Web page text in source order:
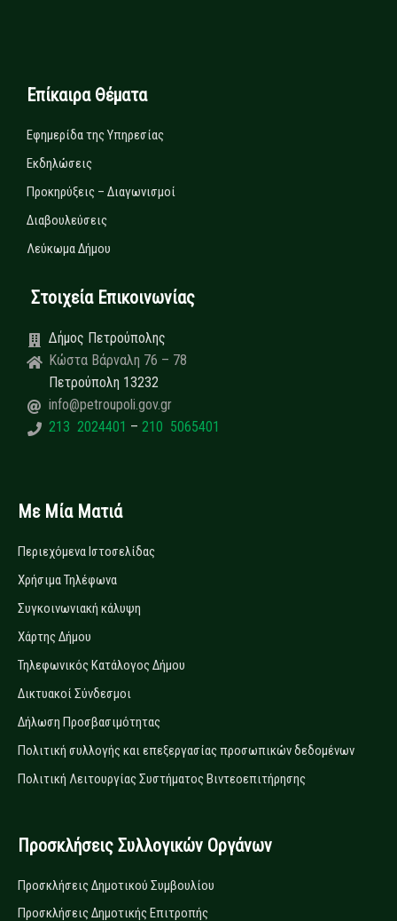
Επίκαιρα Θέματα
Εφημερίδα της Υπηρεσίας
Εκδηλώσεις
Προκηρύξεις – Διαγωνισμοί
Διαβουλεύσεις
Λεύκωμα Δήμου
Στοιχεία Επικοινωνίας
Δήμος Πετρούπολης
Κώστα Βάρναλη 76 – 78
Πετρούπολη 13232
info@petroupoli.gov.gr
213 2024401 – 210 5065401
Με Μία Ματιά
Περιεχόμενα Ιστοσελίδας
Χρήσιμα Τηλέφωνα
Συγκοινωνιακή κάλυψη
Χάρτης Δήμου
Τηλεφωνικός Κατάλογος Δήμου
Δικτυακοί Σύνδεσμοι
Δήλωση Προσβασιμότητας
Πολιτική συλλογής και επεξεργασίας προσωπικών δεδομένων
Πολιτική Λειτουργίας Συστήματος Βιντεοεπιτήρησης
Προσκλήσεις Συλλογικών Οργάνων
Προσκλήσεις Δημοτικού Συμβουλίου
Προσκλήσεις Δημοτικής Επιτροπής